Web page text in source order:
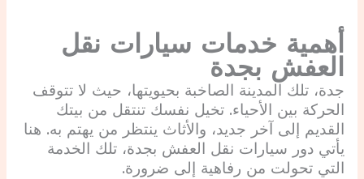
أهمية خدمات سيارات نقل
العفش بجدة
جدة، تلك المدينة الصاخبة بحيويتها، حيث لا تتوقف
الحركة بين الأحياء. تخيل نفسك تنتقل من بيتك
القديم إلى آخر جديد، والأثاث ينتظر من يهتم به. هنا
يأتي دور سيارات نقل العفش بجدة، تلك الخدمة
التي تحولت من رفاهية إلى ضرورة.